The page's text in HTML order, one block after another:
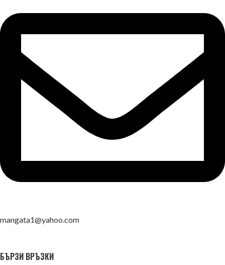
mangata1@yahoo.com
БЪРЗИ ВРЪЗКИ